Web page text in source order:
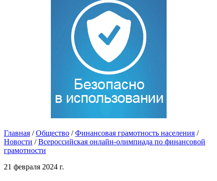
Главная / Общество / Финансовая грамотность населения /
Новости / Всероссийская онлайн-олимпиада по финансовой
грамотности
21 февраля 2024 г.